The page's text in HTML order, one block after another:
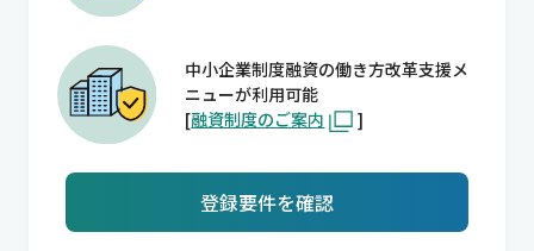
中小企業制度融資の働き方改革支援メ
ニューが利用可能
[融資制度のご案内 ]
登録要件を確認